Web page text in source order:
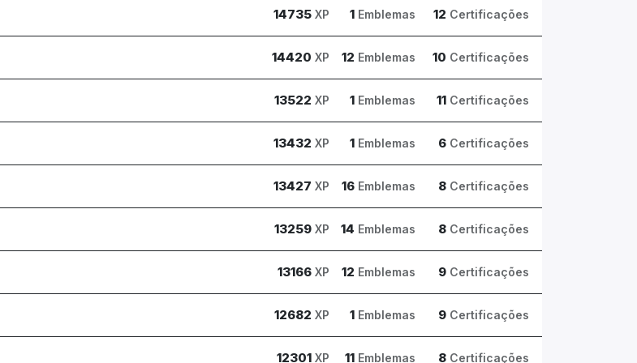
14735 XP 1 Emblemas 12 Certificações
14420 XP 12 Emblemas 10 Certificações
13522 XP 1 Emblemas 11 Certificações
13432 XP 1 Emblemas 6 Certificações
13427 XP 16 Emblemas 8 Certificações
13259 XP 14 Emblemas 8 Certificações
13166 XP 12 Emblemas 9 Certificações
12682 XP 1 Emblemas 9 Certificações
12301 XP 11 Emblemas 8 Certificações